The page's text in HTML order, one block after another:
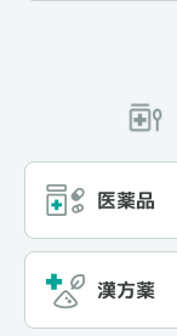
医薬品
漢方薬